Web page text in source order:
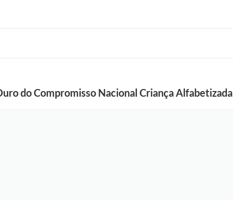
do Compromisso Nacional Criança Alfabetizada